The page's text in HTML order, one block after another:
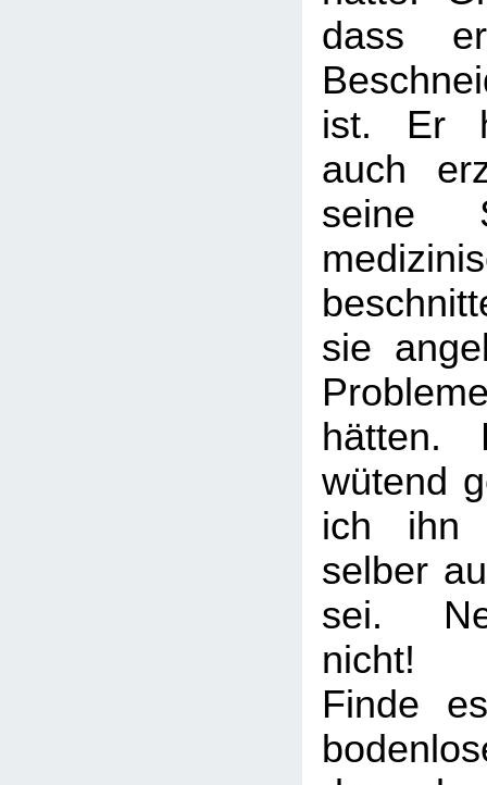
dass
ist. Er
auch
seine
sie
hätten.
wütend
ich ihn
selber
sei.
nicht!
Finde